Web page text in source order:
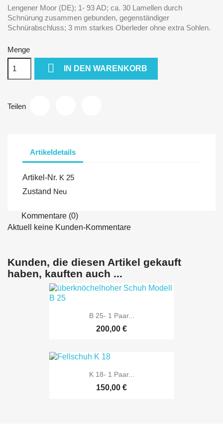
Lengener Moor (DE); 1- 93 AD; ca. 30 Lamellen durch
Schnürung zusammen gebunden, gegenständiger
Schnürabschluss; 3 mm starkes Oberleder ohne extra Sohlen.
Menge
 IN DEN WARENKORB
Teilen
Artikeldetails
Artikel-Nr. K 25
Zustand Neu
Kommentare (0)
Aktuell keine Kunden-Kommentare
Kunden, die diesen Artikel gekauft
haben, kauften auch ...
B 25- 1 Paar...
200,00 €
K 18- 1 Paar...
150,00 €